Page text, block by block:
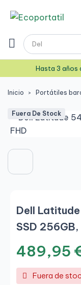
Hasta 3 años
Inicio Portátiles
Fuera De Stock
Dell
SSD 256GB,
489,95
Fuera de